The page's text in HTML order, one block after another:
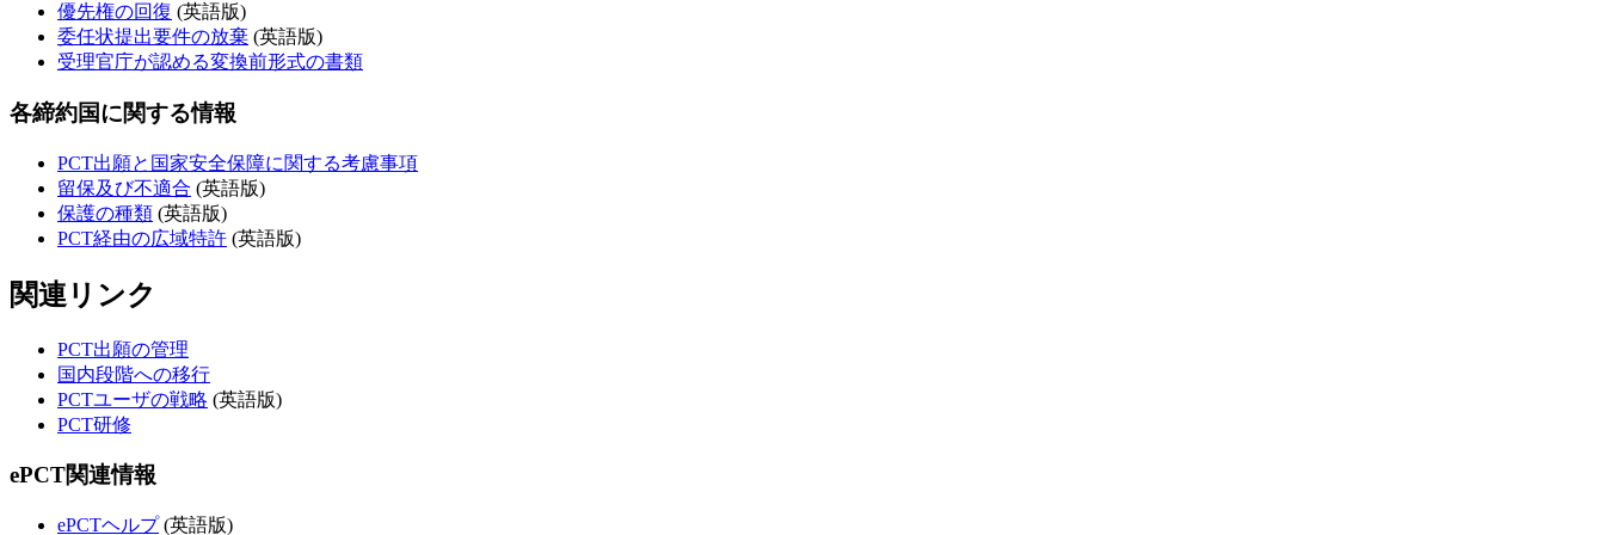
優先権の回復 (英語版)​​​​​​​​​​​​​​​​​​​​​
委任状提出要件の放棄 (英語版)​​​​​​​​​​​​​​​​​​​​​​​​​​​​
受理官庁が認める変換前形式の書類
各締約国に関する情報
PCT出願と国家安全保障に関する考慮事項
留保及び不適合 (英語版)​​​​​​​​​​​​​​​​​​​​​
保護の種類 (英語版)​​​​​​​​​​​​​​​​​​​​​​​​​​​​
PCT経由の広域特許 (英語版)​​​​​​​​​​​​​​​​​​​​​​​​​​​​
関連リンク
PCT出願の管理
国内段階への移行
PCTユーザの戦略 (英語版)​​​​​​​​​​​​​​
PCT研修
ePCT関連情報
ePCTヘルプ(英語版)​​​​​​​​​​​​​​